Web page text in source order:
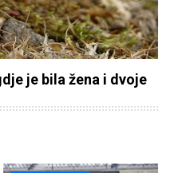
je bila žena i dvoje